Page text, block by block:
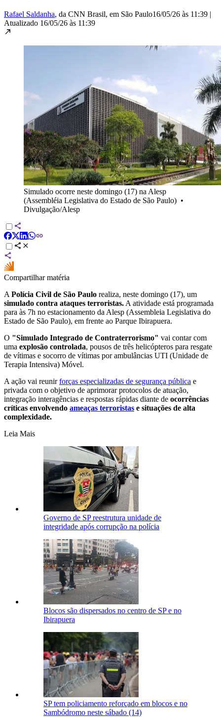
Rafael Saldanha, da CNN Brasil, em São Paulo16/05/26 às 11:39 |
Atualizado 16/05/26 às 11:39
Simulado ocorre neste domingo (17) na Alesp
(Assembléia Legislativa do Estado de São Paulo) •
Divulgação/Alesp
Compartilhar matéria
A Polícia Civil de São Paulo realiza, neste domingo (17), um
simulado contra ataques terroristas. A atividade está programada
para às 7h no estacionamento da Alesp (Assembleia Legislativa do
Estado de São Paulo), em frente ao Parque Ibirapuera.
O "Simulado Integrado de Contraterrorismo" vai contar com
uma explosão controlada, pousos de três helicópteros para resgate
de vítimas e socorro de vítimas por ambulâncias UTI (Unidade de
Terapia Intensiva) Móvel.
A ação vai reunirforças especializadas de segurança pública e
privada com o objetivo de aprimorar protocolos de atuação,
integração interagências e respostas rápidas diante de ocorrências
críticas envolvendo ameaças terroristas e situações de alta
complexidade.
Leia Mais
Governo de SP reestrutura unidade de
integridade após corrupção na polícia
Blocos são dispersados no centro de SP e no
Ibirapuera
SP tem policiamento reforçado em blocos e no
Sambódromo neste sábado (14)